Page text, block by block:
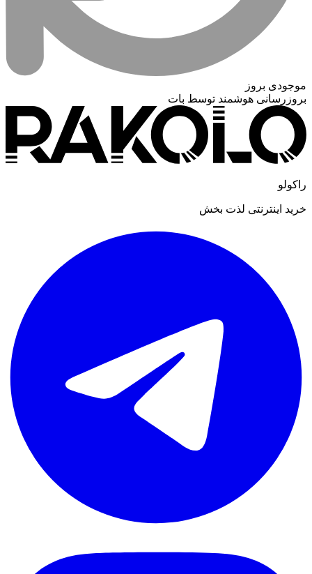
موجودی بروز
بروزرسانی هوشمند توسط بات
راکولو
خرید اینترنتی لذت بخش